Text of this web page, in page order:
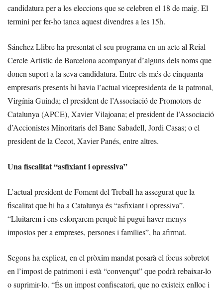
candidatura per a les eleccions que se celebren el 18 de maig. El
termini per fer-ho tanca aquest divendres a les 15h.
Sánchez Llibre ha presentat el seu programa en un acte al Reial
Cercle Artístic de Barcelona acompanyat d’alguns dels noms que
donen suport a la seva candidatura. Entre els més de cinquanta
empresaris presents hi havia l’actual vicepresidenta de la patronal,
Virgínia Guinda; el president de l’Associació de Promotors de
Catalunya (APCE), Xavier Vilajoana; el president de l’Associació
d’Accionistes Minoritaris del Banc Sabadell, Jordi Casas; o el
president de la Cecot, Xavier Panés, entre altres.
Una fiscalitat “asfixiant i opressiva”
L’actual president de Foment del Treball ha assegurat que la
fiscalitat que hi ha a Catalunya és “asfixiant i opressiva”.
“Lluitarem i ens esforçarem perquè hi pugui haver menys
impostos per a empreses, persones i famílies”, ha afirmat.
Segons ha explicat, en el pròxim mandat posarà el focus sobretot
en l’impost de patrimoni i està “convençut” que podrà rebaixar-lo
o suprimir-lo. “És un impost confiscatori, que no existeix enlloc i